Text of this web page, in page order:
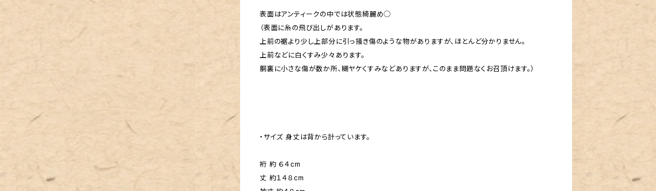
表面はアンティークの中では状態綺麗め◯
（表面に糸の飛び出しがあります。
上前の裾より少し上部分に引っ掻き傷のような物がありますが、ほとんど分かりません。
上前などに白くすみ少々あります。
胴裏に小さな傷が数か所、糊ヤケくすみなどありますが、このまま問題なくお召頂けます。）
・サイズ 身丈は背から計っています。
裄 約 ６４cm
丈 約１４８cm